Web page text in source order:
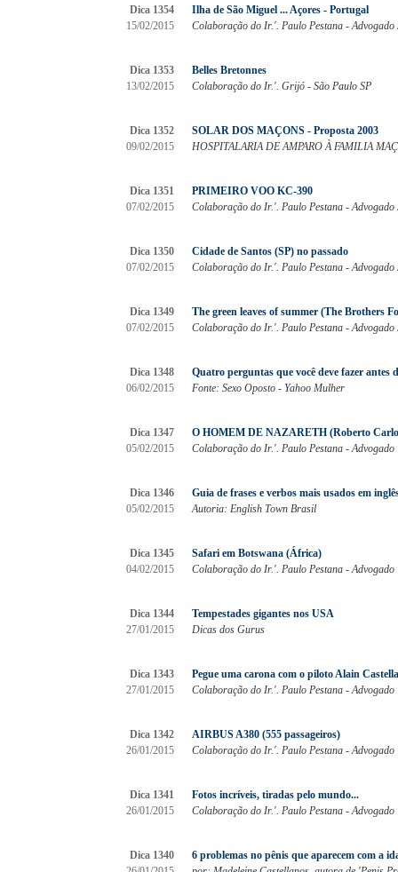
Dica 1354
15/02/2015
Ilha de São Miguel ... Açores - Portugal
Colaboração do Ir.'. Paulo Pestana - Advogado
Dica 1353
13/02/2015
Belles Bretonnes
Colaboração do Ir.'. Grijó - São Paulo SP
Dica 1352
09/02/2015
SOLAR DOS MAÇONS - Proposta 2003
HOSPITALARIA DE AMPARO À FAMILIA
Dica 1351
07/02/2015
PRIMEIRO VOO KC-390
Colaboração do Ir.'. Paulo Pestana - Advogado
Dica 1350
07/02/2015
Cidade de Santos (SP) no passado
Colaboração do Ir.'. Paulo Pestana - Advogado
Dica 1349
07/02/2015
The green leaves of summer (The Brothers
Colaboração do Ir.'. Paulo Pestana - Advogado
Dica 1348
06/02/2015
Quatro perguntas que você deve fazer antes
Fonte: Sexo Oposto - Yahoo Mulher
Dica 1347
05/02/2015
O HOMEM DE NAZARETH (Roberto
Colaboração do Ir.'. Paulo Pestana - Advogado
Dica 1346
05/02/2015
Guia de frases e verbos mais usados em
Autoria: English Town Brasil
Dica 1345
04/02/2015
Safari em Botswana (África)
Colaboração do Ir.'. Paulo Pestana - Advogado
Dica 1344
27/01/2015
Tempestades gigantes nos USA
Dicas dos Gurus
Dica 1343
27/01/2015
Pegue uma carona com o piloto Alain
Colaboração do Ir.'. Paulo Pestana - Advogado
Dica 1342
26/01/2015
AIRBUS A380 (555 passageiros)
Colaboração do Ir.'. Paulo Pestana - Advogado
Dica 1341
26/01/2015
Fotos incríveis, tiradas pelo mundo...
Colaboração do Ir.'. Paulo Pestana - Advogado
Dica 1340
6 problemas no pênis que aparecem com a